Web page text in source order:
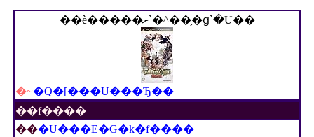
��è�����ށ`�^���̗ց`�U��
�~�Q�[���U���Ђ��
��f����
���U���E�G�k�f����